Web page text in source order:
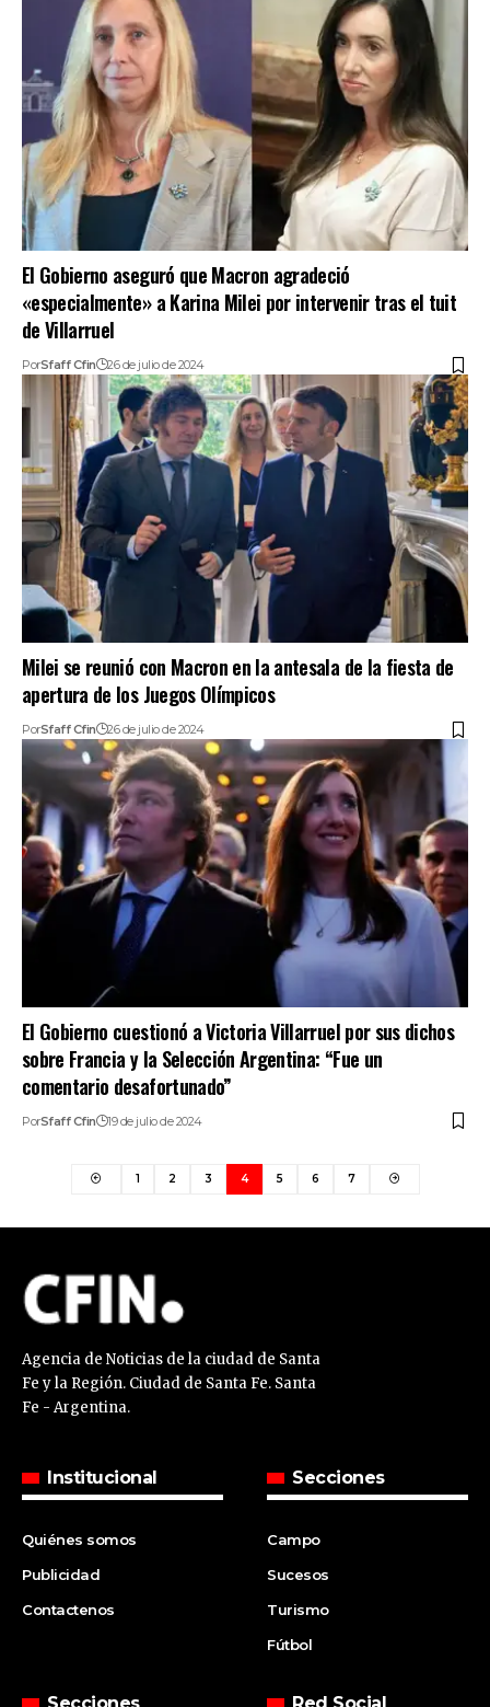
El Gobierno aseguró que Macron agradeció
«especialmente» a Karina Milei por intervenir tras el tuit
de Villarruel
PorSfaff Cfin 26 de julio de 2024
Milei se reunió con Macron en la antesala de la fiesta de
apertura de los Juegos Olímpicos
PorSfaff Cfin 26 de julio de 2024
El Gobierno cuestionó a Victoria Villarruel por sus dichos
sobre Francia y la Selección Argentina: “Fue un
comentario desafortunado”
PorSfaff Cfin 19 de julio de 2024
1 2 3 4 5 6 7
Agencia de Noticias de la ciudad de Santa
Fe y la Región. Ciudad de Santa Fe. Santa
Fe - Argentina.
Institucional
Quiénes somos
Publicidad
Contactenos
Secciones
Campo
Sucesos
Turismo
Fútbol